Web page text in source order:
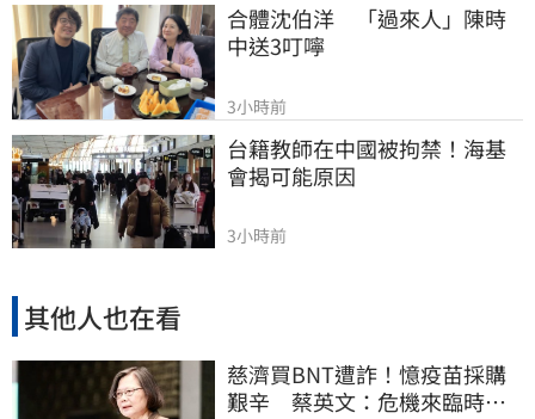
合體沈伯洋　「過來人」陳時
中送3叮嚀
3小時前
台籍教師在中國被拘禁！海基
會揭可能原因
3小時前
其他人也在看
慈濟買BNT遭詐！憶疫苗採購
艱辛 蔡英文：危機來臨時務